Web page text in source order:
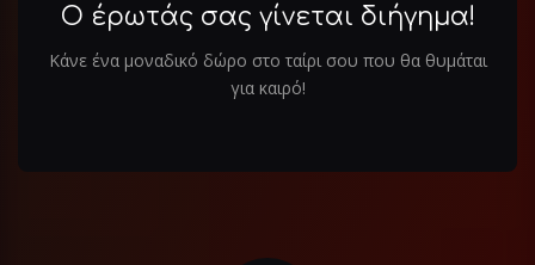
Ο έρωτάς σας γίνεται διήγημα!
Κάνε ένα μοναδικό δώρο στο ταίρι σου που θα θυμάται
για καιρό!